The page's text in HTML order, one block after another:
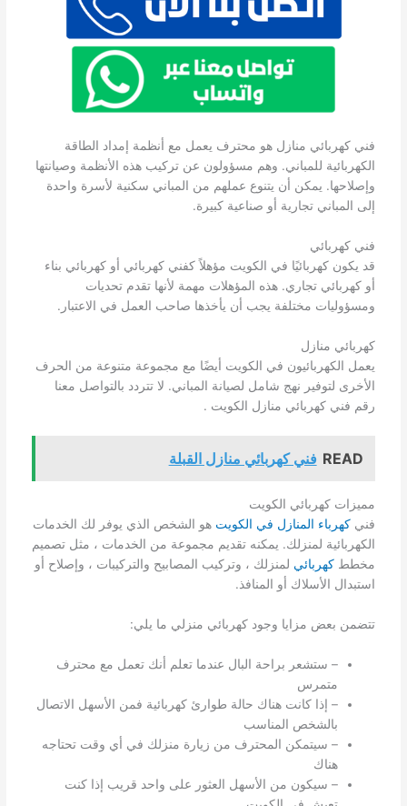
فني كهربائي منازل هو محترف يعمل مع أنظمة إمداد الطاقة
الكهربائية للمباني. وهم مسؤولون عن تركيب هذه الأنظمة وصيانتها
وإصلاحها. يمكن أن يتنوع عملهم من المباني سكنية لأسرة واحدة
إلى المباني تجارية أو صناعية كبيرة.
فني كهربائي
قد يكون كهربائيًا في الكويت مؤهلاً كفني كهربائي أو كهربائي بناء
أو كهربائي تجاري. هذه المؤهلات مهمة لأنها تقدم تحديات
ومسؤوليات مختلفة يجب أن يأخذها صاحب العمل في الاعتبار.
كهربائي منازل
يعمل الكهربائيون في الكويت أيضًا مع مجموعة متنوعة من الحرف
الأخرى لتوفير نهج شامل لصيانة المباني. لا تتردد بالتواصل معنا
رقم فني كهربائي منازل الكويت .
READ فني كهربائي منازل القبلة
مميزات كهربائي الكويت
فني كهرباء المنازل في الكويت هو الشخص الذي يوفر لك الخدمات
الكهربائية لمنزلك. يمكنه تقديم مجموعة من الخدمات ، مثل تصميم
مخطط كهربائي لمنزلك ، وتركيب المصابيح والتركيبات ، وإصلاح أو
استبدال الأسلاك أو المنافذ.
تتضمن بعض مزايا وجود كهربائي منزلي ما يلي:
– ستشعر براحة البال عندما تعلم أنك تعمل مع محترف
متمرس
– إذا كانت هناك حالة طوارئ كهربائية فمن الأسهل الاتصال
بالشخص المناسب
– سيتمكن المحترف من زيارة منزلك في أي وقت تحتاجه
هناك
– سيكون من الأسهل العثور على واحد قريب إذا كنت